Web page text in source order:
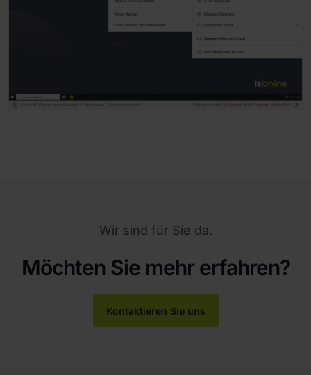
Wir sind für Sie da.
Möchten Sie mehr erfahren?
Kontaktieren Sie uns